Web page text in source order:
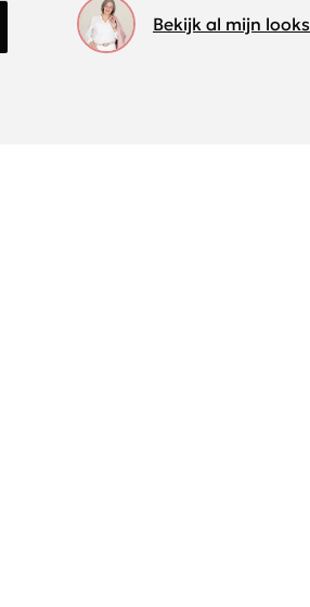
Bekijk al mijn looks